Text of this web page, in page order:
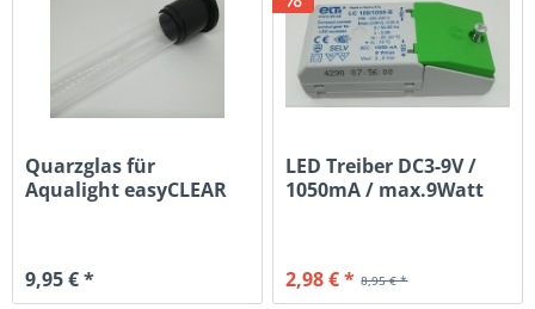
Quarzglas für
Aqualight easyCLEAR
9,95 € *
LED Treiber DC3-9V /
1050mA / max.9Watt
8,95 € *
2,98 € *